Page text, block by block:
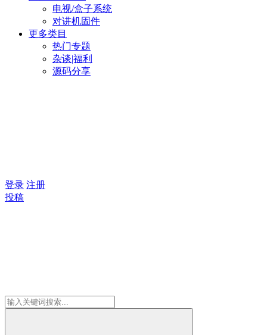
电视/盒子系统
对讲机固件
更多类目
热门专题
杂谈|福利
源码分享
登录 注册
投稿